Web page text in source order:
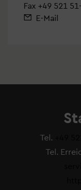
Fax +49 521
E-Mail
Tel.
Tel.